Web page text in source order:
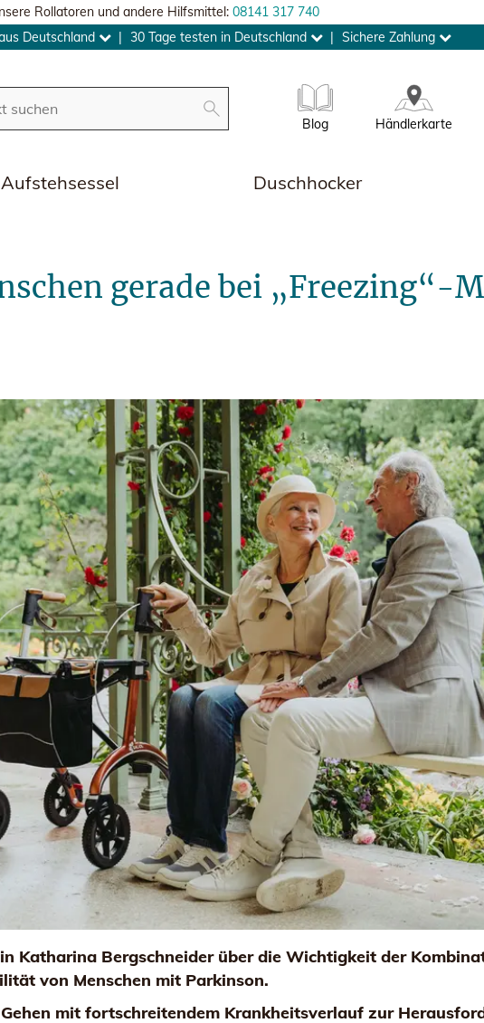
Rollatoren und andere Hilfsmittel: 08141 317 740
Deutschland
| 30 Tage testen in Deutschland | Sichere Zahlung
Blog Händlerkarte
Aufstehsessel Duschhocker
gerade bei „Freezing“-
Katharina Bergschneider über die Wichtigkeit der
von Menschen mit Parkinson.
mit fortschreitendem Krankheitsverlauf zur